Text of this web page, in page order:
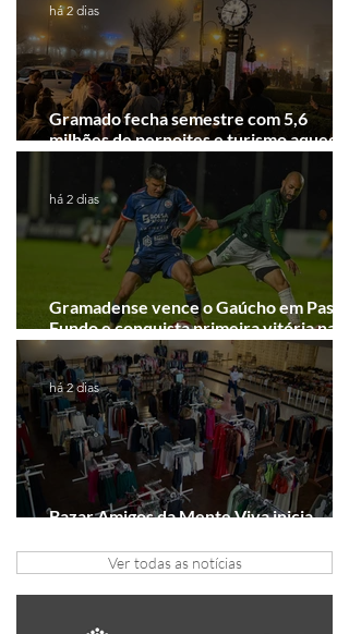
Gramado fecha semestre com 5,6
milhões de pernoites e turismo
Junho desponta!
há 2 dias
Gramadense vence o Gaúcho em Passo
Fundo e conquista primeira vitória na
Série A2
há 2 dias
Bazar Amigos da Mente Viva inicia
há 2 dias
Ver todas as notícias